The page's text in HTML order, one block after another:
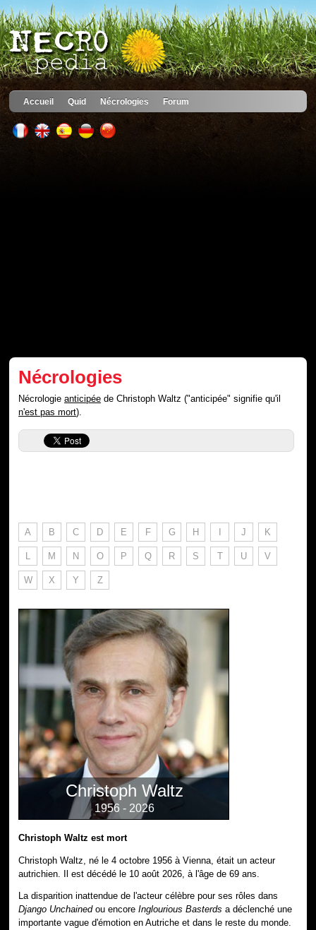
Accueil Quid Nécrologies Forum
Nécrologies
Nécrologieanticipée de Christoph Waltz ("anticipée" signifie qu'il
n'est pas mort).
A B C D E F G H I J K
L M N O P Q R S T U V
W X Y Z
Christoph Waltz
1956 - 2026
Christoph Waltz est mort
Christoph Waltz, né le 4 octobre 1956 à Vienna, était un acteur
autrichien. Il est décédé le 10 août 2026, à l'âge de 69 ans.
La disparition inattendue de l'acteur célèbre pour ses rôles dans
Django Unchainedou encoreInglourious Basterds a déclenché une
importante vague d'émotion en Autriche et dans le reste du monde.